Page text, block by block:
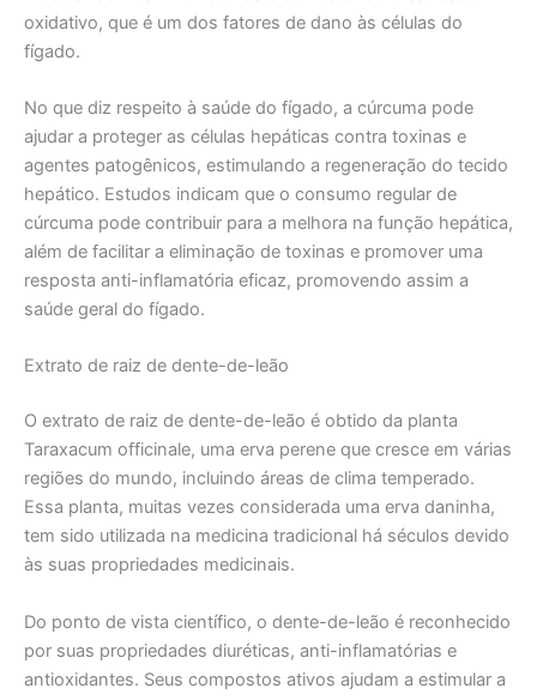
oxidativo, que é um dos fatores de dano às células do
fígado.
No que diz respeito à saúde do fígado, a cúrcuma pode
ajudar a proteger as células hepáticas contra toxinas e
agentes patogênicos, estimulando a regeneração do tecido
hepático. Estudos indicam que o consumo regular de
cúrcuma pode contribuir para a melhora na função hepática,
além de facilitar a eliminação de toxinas e promover uma
resposta anti-inflamatória eficaz, promovendo assim a
saúde geral do fígado.
Extrato de raiz de dente-de-leão
O extrato de raiz de dente-de-leão é obtido da planta
Taraxacum officinale, uma erva perene que cresce em várias
regiões do mundo, incluindo áreas de clima temperado.
Essa planta, muitas vezes considerada uma erva daninha,
tem sido utilizada na medicina tradicional há séculos devido
às suas propriedades medicinais.
Do ponto de vista científico, o dente-de-leão é reconhecido
por suas propriedades diuréticas, anti-inflamatórias e
antioxidantes. Seus compostos ativos ajudam a estimular a